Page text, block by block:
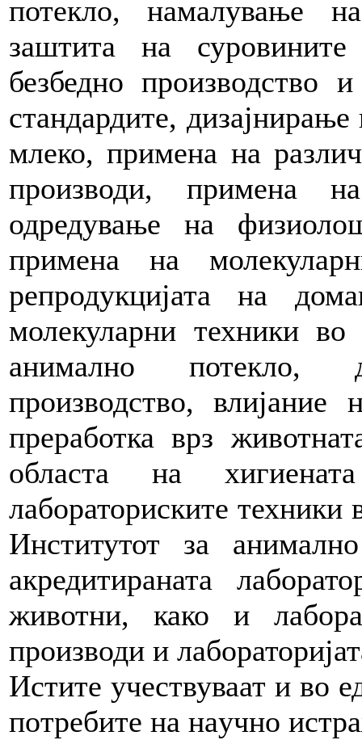
потекло, намалување
заштита на
безбедно производство
стандардите,
млеко, примена на
производи, примена
одредување на
примена на
репродукцијата на
молекуларни техники
анимално потекло,
производство,
преработка врз
областа на
лабораториските техники
Институтот за
акредитираната
животни, како и
производи и
Истите учeствуваат и во
пoтрeбите на нaучнo